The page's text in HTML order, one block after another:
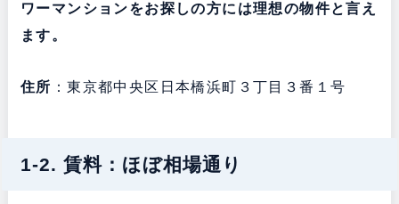
ワーマンションをお探しの方には理想の物件と言え
ます。
住所 ：東京都中央区日本橋浜町３丁目３番１号
1-2. 賃料：ほぼ相場通り